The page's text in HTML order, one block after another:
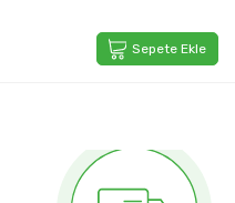
Sepete Ekle